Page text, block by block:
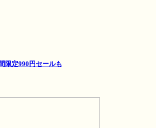
限定990円セールも